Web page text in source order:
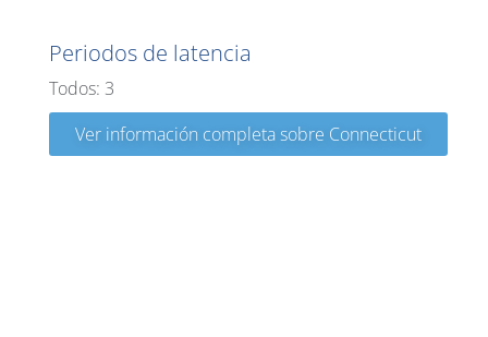
Periodos de latencia
Todos: 3
Ver información completa sobre Connecticut